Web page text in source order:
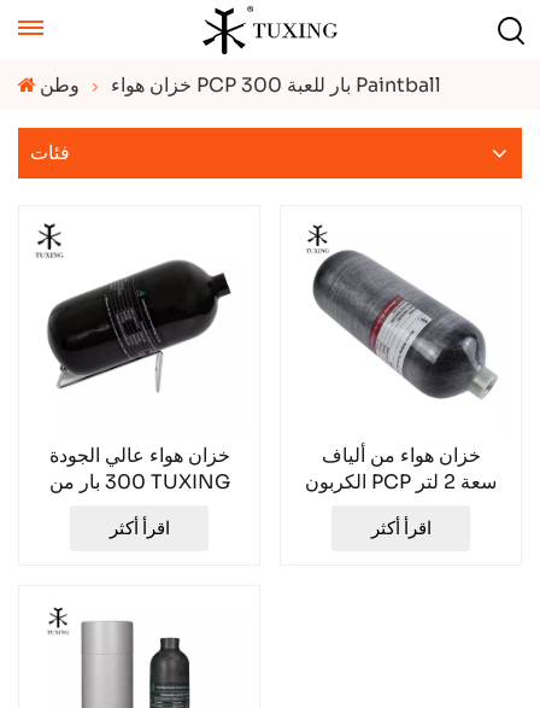
وطن خزان هواء PCP 300 بار للعبة Paintball
فئات
خزان هواء عالي الجودة
300 بار من TUXING
اقرأ أكثر
خزان هواء من ألياف
الكربون PCP سعة 2 لتر
TXCGS0200
اقرأ أكثر